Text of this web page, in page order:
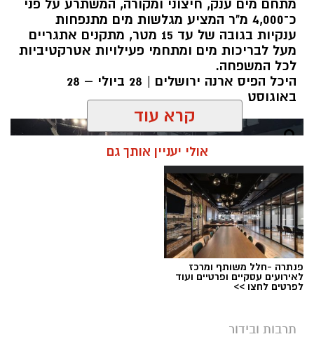
מתחם מים ענק, חיצוני ומקורה, המשתרע על פני
כ־4,000 מ"ר המציע מגלשות מים מתנפחות
ענקיות בגובה של עד 15 מטר, מתקנים אתגריים
מעל לבריכות מים ומתחמי פעילויות אטרקטיביות
לכל המשפחה.
היכל הפיס ארנה ירושלים | 28 ביולי – 28
באוגוסט
קרא עוד
אולי יעניין אותך גם
פנתרה -חלל משותף ומרכז
לאירועים עסקיים ופרטיים ועוד
לפרטים לחצו >>
תרבות ובידור